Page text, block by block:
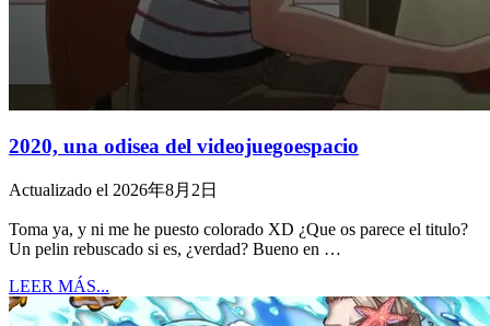
2020, una odisea del videojuegoespacio
Actualizado el 2026年8月2日
Toma ya, y ni me he puesto colorado XD ¿Que os parece el titulo?
Un pelin rebuscado si es, ¿verdad? Bueno en …
LEER MÁS...